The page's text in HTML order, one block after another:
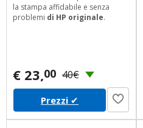
la stampa affidabile e senza
problemi di HP originale.
€ 23,00 40€
Prezzi ✔